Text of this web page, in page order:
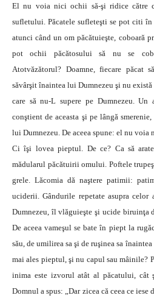
El nu voia nici ochii să-şi ridice către
sufletului. Păcatele sufleteşti se pot citi
atunci când un om păcătuieşte, coboară
pot ochii păcătosului să nu se
Atotvăzătorul? Doamne, fiecare păcat
săvârşit înaintea lui Dumnezeu şi nu
care să nu-L supere pe Dumnezeu.
conştient de aceasta şi pe lângă
lui Dumnezeu. De aceea spune: el nu voia
Ci îşi lovea pieptul. De ce? Ca să
mădularul păcătuirii omului. Poftele
grele. Lăcomia dă naştere patimii:
uciderii. Gândurile repetate asupra
Dumnezeu, îl vlăguieşte şi ucide biruinţa
De aceea vameşul se bate în piept la
său, de umilirea sa şi de ruşinea sa
mai ales pieptul, şi nu capul sau mâinile?
inima este izvorul atât al păcatului, cât
Domnul a spus: „Dar zicea că ceea ce iese